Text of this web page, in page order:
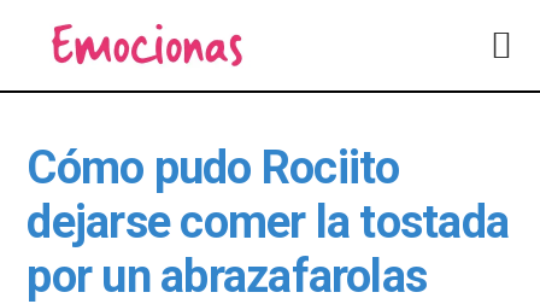
contenido
Cómo pudo Rociito
dejarse comer la tostada
por un abrazafarolas